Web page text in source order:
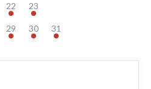
22 23
29 30 31